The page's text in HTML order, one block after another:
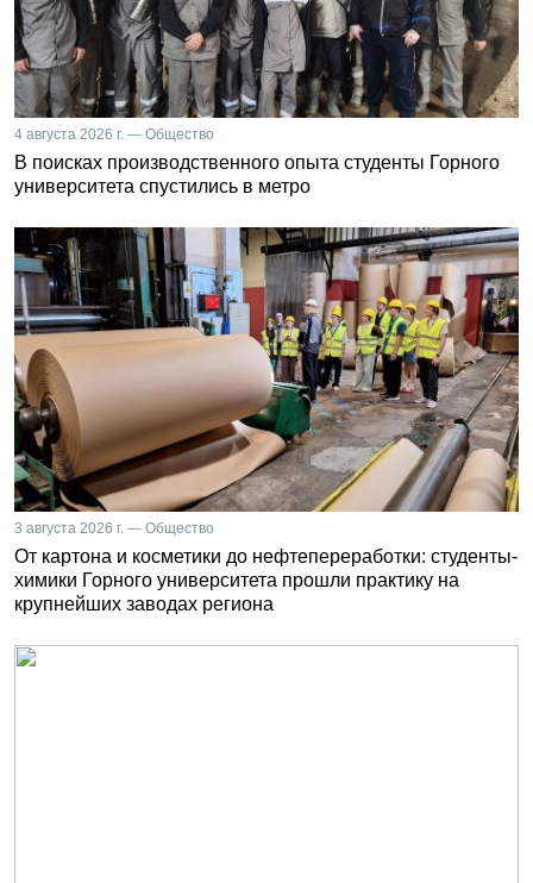
4 августа 2026 г. — Общество
В поисках производственного опыта студенты Горного
университета спустились в метро
3 августа 2026 г. — Общество
От картона и косметики до нефтепереработки: студенты-
химики Горного университета прошли практику на
крупнейших заводах региона